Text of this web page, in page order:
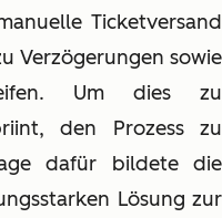
Ticketversand
Verzögerungen sowie
Um dies zu
den Prozess zu
dafür bildete die
Lösung zur